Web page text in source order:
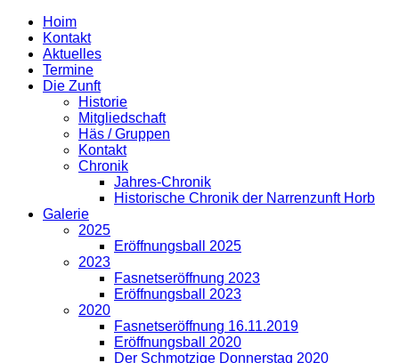
Hoim
Kontakt
Aktuelles
Termine
Die Zunft
Historie
Mitgliedschaft
Häs / Gruppen
Kontakt
Chronik
Jahres-Chronik
Historische Chronik der Narrenzunft Horb
Galerie
2025
Eröffnungsball 2025
2023
Fasnetseröffnung 2023
Eröffnungsball 2023
2020
Fasnetseröffnung 16.11.2019
Eröffnungsball 2020
Der Schmotzige Donnerstag 2020